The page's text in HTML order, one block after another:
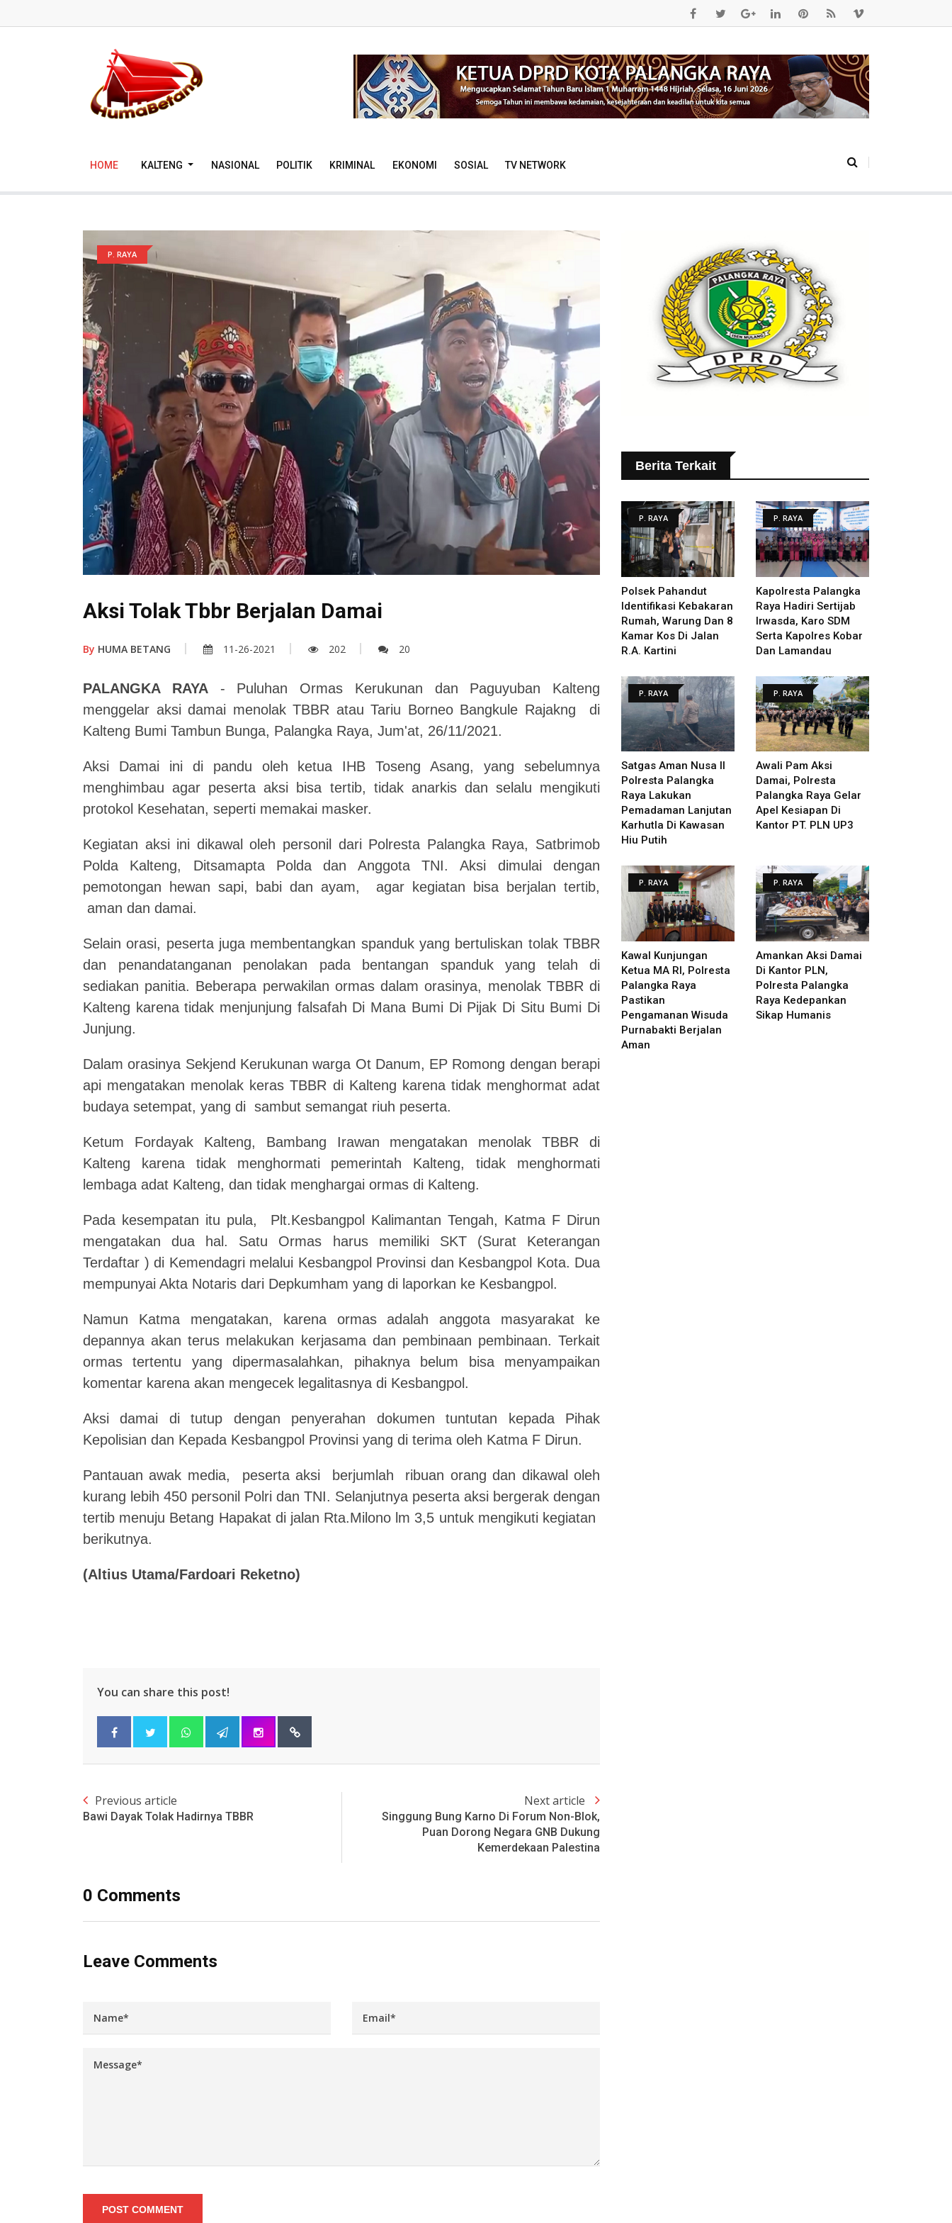
HOME KALTENG NASIONAL POLITIK KRIMINAL EKONOMI SOSIAL TV NETWORK
P. RAYA
Aksi Tolak Tbbr Berjalan Damai
By HUMA BETANG 11-26-2021 202 20
PALANGKA RAYA- Puluhan Ormas Kerukunan dan Paguyuban Kalteng
menggelar aksi damai menolak TBBR atau Tariu Borneo Bangkule Rajakng di
Kalteng Bumi Tambun Bunga, Palangka Raya, Jum'at, 26/11/2021.
Aksi Damai ini di pandu oleh ketua IHB Toseng Asang, yang sebelumnya
menghimbau agar peserta aksi bisa tertib, tidak anarkis dan selalu mengikuti
protokol Kesehatan, seperti memakai masker.
Kegiatan aksi ini dikawal oleh personil dari Polresta Palangka Raya, Satbrimob
Polda Kalteng, Ditsamapta Polda dan Anggota TNI.Aksi dimulai dengan
pemotongan hewan sapi, babi dan ayam, agar kegiatan bisa berjalan tertib,
aman dan damai.
Selain orasi, peserta juga membentangkan spanduk yang bertuliskan tolak TBBR
dan penandatanganan penolakan pada bentangan spanduk yang telah di
sediakan panitia. Beberapa perwakilan ormas dalam orasinya, menolak TBBR di
Kalteng karena tidak menjunjung falsafah Di Mana Bumi Di Pijak Di Situ Bumi Di
Junjung.
Dalam orasinya Sekjend Kerukunan warga Ot Danum, EP Romong dengan berapi
api mengatakan menolak keras TBBR di Kalteng karena tidak menghormat adat
budaya setempat, yang di sambut semangat riuh peserta.
Ketum Fordayak Kalteng, Bambang Irawan mengatakan menolak TBBR di
Kalteng karena tidak menghormati pemerintah Kalteng, tidak menghormati
lembaga adat Kalteng, dan tidak menghargai ormas di Kalteng.
Pada kesempatan itu pula, Plt.Kesbangpol Kalimantan Tengah, Katma F Dirun
mengatakan dua hal. Satu Ormas harus memiliki SKT (Surat Keterangan
Terdaftar ) di Kemendagri melalui Kesbangpol Provinsi dan Kesbangpol Kota. Dua
mempunyai Akta Notaris dari Depkumham yang di laporkan ke Kesbangpol.
Namun Katma mengatakan, karena ormas adalah anggota masyarakat ke
depannya akan terus melakukan kerjasama dan pembinaan pembinaan. Terkait
ormas tertentu yang dipermasalahkan, pihaknya belum bisa menyampaikan
komentar karena akan mengecek legalitasnya di Kesbangpol.
Aksi damai di tutup dengan penyerahan dokumen tuntutan kepada Pihak
Kepolisian dan Kepada Kesbangpol Provinsi yang di terima oleh Katma F Dirun.
Pantauan awak media, peserta aksi berjumlah ribuan orang dan dikawal oleh
kurang lebih 450 personil Polri dan TNI. Selanjutnya peserta aksi bergerak dengan
tertib menuju Betang Hapakat di jalan Rta.Milono lm 3,5 untuk mengikuti kegiatan
berikutnya.
(Altius Utama/Fardoari Reketno)
You can share this post!
Previous article
Bawi Dayak Tolak Hadirnya TBBR
Next article
Singgung Bung Karno Di Forum Non-Blok,
Puan Dorong Negara GNB Dukung
Kemerdekaan Palestina
0 Comments
Leave Comments
POST COMMENT
Berita Terkait
P. RAYA
Polsek Pahandut
Identifikasi Kebakaran
Rumah, Warung Dan 8
Kamar Kos Di Jalan
R.A. Kartini
P. RAYA
Kapolresta Palangka
Raya Hadiri Sertijab
Irwasda, Karo SDM
Serta Kapolres Kobar
Dan Lamandau
P. RAYA
Satgas Aman Nusa II
Polresta Palangka
Raya Lakukan
Pemadaman Lanjutan
Karhutla Di Kawasan
Hiu Putih
P. RAYA
Awali Pam Aksi
Damai, Polresta
Palangka Raya Gelar
Apel Kesiapan Di
Kantor PT. PLN UP3
P. RAYA
Kawal Kunjungan
Ketua MA RI, Polresta
Palangka Raya
Pastikan
Pengamanan Wisuda
Purnabakti Berjalan
Aman
P. RAYA
Amankan Aksi Damai
Di Kantor PLN,
Polresta Palangka
Raya Kedepankan
Sikap Humanis